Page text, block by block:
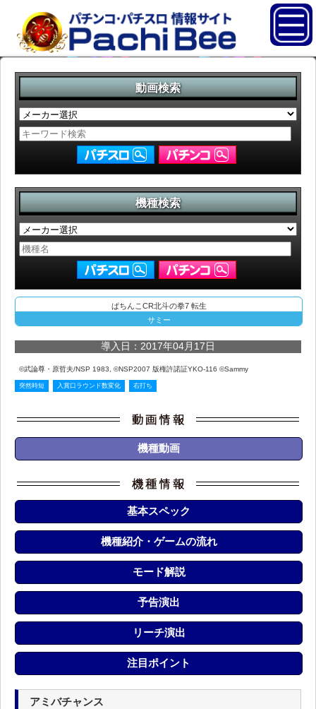
動画検索
機種検索
ぱちんこCR北斗の拳7 転生
サミー
導入日：2017年04月17日
©武論尊・原哲夫/NSP 1983, ©NSP2007 版権許諾証YKO-116 ©Sammy
突然時短 入賞口ラウンド数変化 右打ち
機種動画
基本スペック
機種紹介・ゲームの流れ
モード解説
予告演出
リーチ演出
注目ポイント
アミバチャンス